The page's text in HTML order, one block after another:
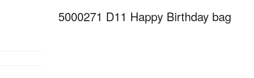
5000271 D11 Happy Birthday bag